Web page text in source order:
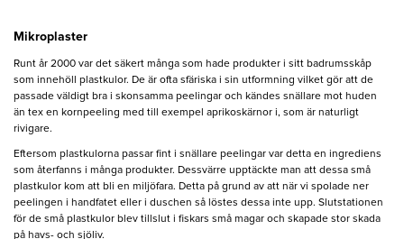
Mikroplaster
Runt år 2000 var det säkert många som hade produkter i sitt badrumsskåp
som innehöll plastkulor. De är ofta sfäriska i sin utformning vilket gör att de
passade väldigt bra i skonsamma peelingar och kändes snällare mot huden
än tex en kornpeeling med till exempel aprikoskärnor i, som är naturligt
rivigare.
Eftersom plastkulorna passar fint i snällare peelingar var detta en ingrediens
som återfanns i många produkter. Dessvärre upptäckte man att dessa små
plastkulor kom att bli en miljöfara. Detta på grund av att när vi spolade ner
peelingen i handfatet eller i duschen så löstes dessa inte upp. Slutstationen
för de små plastkulor blev tillslut i fiskars små magar och skapade stor skada
på havs- och sjöliv.